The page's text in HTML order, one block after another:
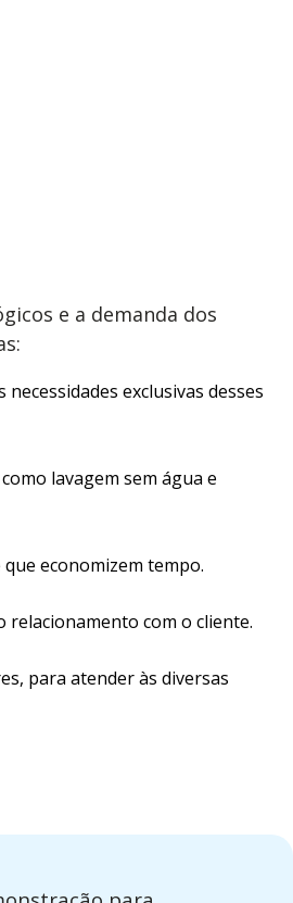
e a demanda dos
exclusivas desses
lavagem sem água e
economizem tempo.
relacionamento com o cliente.
para atender às diversas